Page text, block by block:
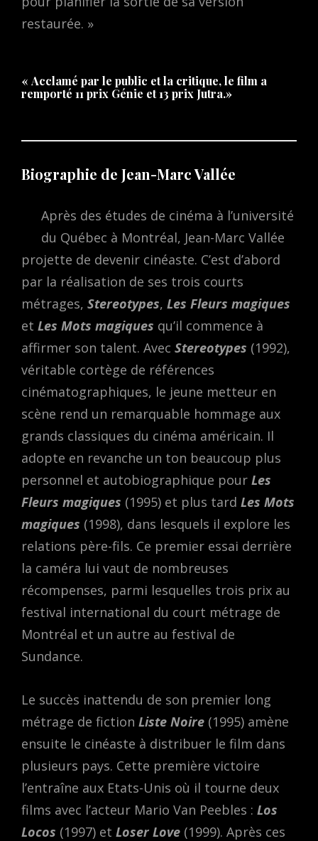
restaurée. »
« Acclamé par le public et la critique, le film a
remporté 11 prix Génie et 13 prix Jutra.»
Biographie de Jean-Marc Vallée
Après des études de cinéma à l’université
du Québec à Montréal, Jean-Marc Vallée
projette de devenir cinéaste. C’est d’abord
par la réalisation de ses trois courts
métrages, Stereotypes, Les Fleurs magiques
et Les Mots magiques qu’il commence à
affirmer son talent. Avec Stereotypes (1992),
véritable cortège de références
cinématographiques, le jeune metteur en
scène rend un remarquable hommage aux
grands classiques du cinéma américain. Il
adopte en revanche un ton beaucoup plus
personnel et autobiographique pour Les
Fleurs magiques (1995) et plus tard Les Mots
magiques (1998), dans lesquels il explore les
relations père-fils. Ce premier essai derrière
la caméra lui vaut de nombreuses
récompenses, parmi lesquelles trois prix au
festival international du court métrage de
Montréal et un autre au festival de
Sundance.
Le succès inattendu de son premier long
métrage de fiction Liste Noire (1995) amène
ensuite le cinéaste à distribuer le film dans
plusieurs pays. Cette première victoire
l’entraîne aux Etats-Unis où il tourne deux
films avec l’acteur Mario Van Peebles : Los
Locos (1997) et Loser Love (1999). Après ces